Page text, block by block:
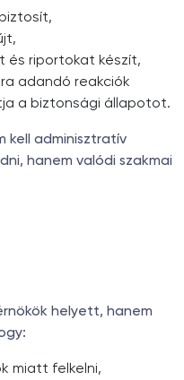
és riportokat készít,
adandó reakciók
a biztonsági állapotot.
kell adminisztratív
hanem valódi szakmai
helyett, hanem
miatt felkelni,